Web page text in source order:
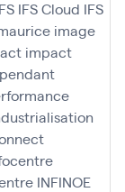
IFS Cloud IFS
image
impact
INFINOE